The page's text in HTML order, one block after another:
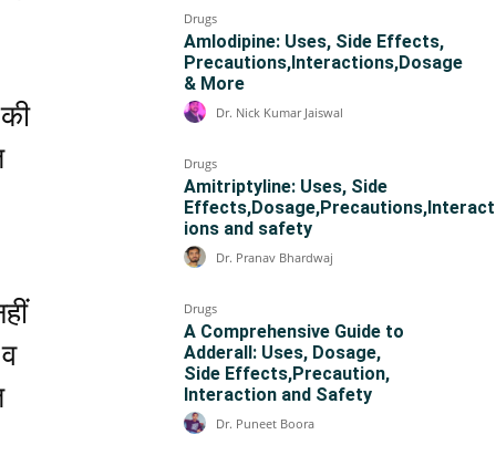
Drugs
Amlodipine: Uses, Side Effects,
Precautions,Interactions,Dosage
& More
Dr. Nick Kumar Jaiswal
Drugs
Amitriptyline: Uses, Side
Effects,Dosage,Precautions,Interact
ions and safety
Dr. Pranav Bhardwaj
Drugs
A Comprehensive Guide to
Adderall: Uses, Dosage,
Side Effects,Precaution,
Interaction and Safety
Dr. Puneet Boora